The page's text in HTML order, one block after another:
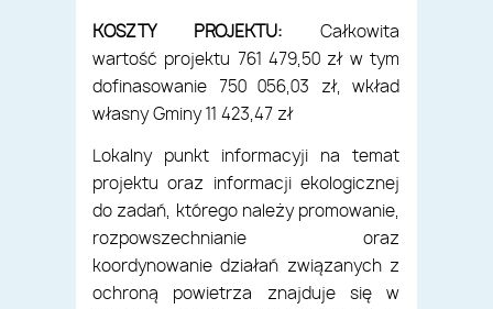
KOSZTY PROJEKTU: Całkowita
wartość projektu 761 479,50 zł w tym
dofinasowanie 750 056,03 zł, wkład
własny Gminy 11 423,47 zł
Lokalny punkt informacyji na temat
projektu oraz informacji ekologicznej
do zadań, którego należy promowanie,
rozpowszechnianie oraz
koordynowanie działań związanych z
ochroną powietrza znajduje się w